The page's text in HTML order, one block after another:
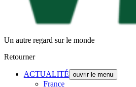
Un autre regard sur le monde
Retourner
ACTUALITÉ ouvrir le menu
France